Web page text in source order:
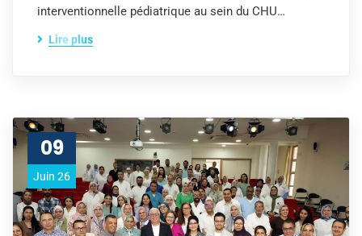
interventionnelle pédiatrique au sein du CHU…
Lire plus
09
Juin 26